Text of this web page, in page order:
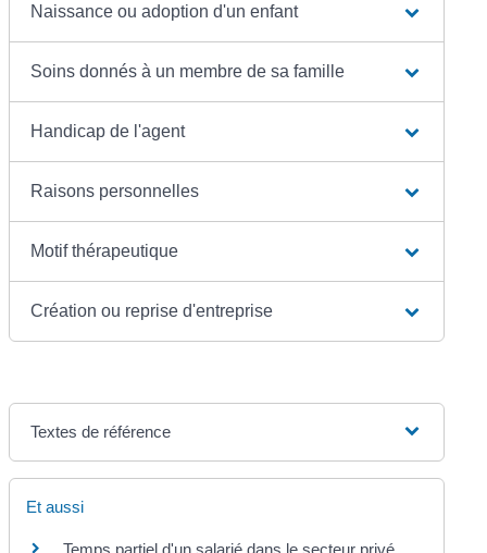
Naissance ou adoption d'un enfant
Soins donnés à un membre de sa famille
Handicap de l'agent
Raisons personnelles
Motif thérapeutique
Création ou reprise d'entreprise
Textes de référence
Et aussi
Temps partiel d'un salarié dans le secteur privé